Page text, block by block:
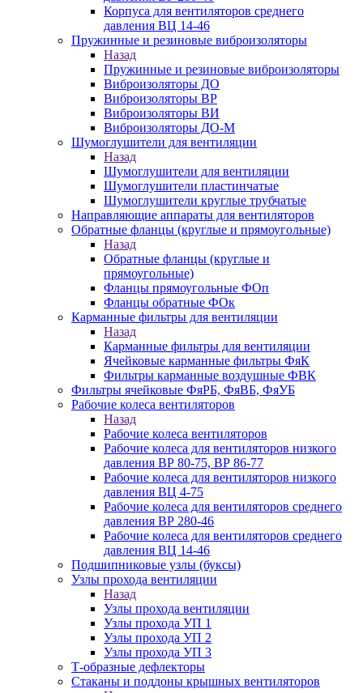
Корпуса для вентиляторов среднего
давления ВЦ 14-46
Пружинные и резиновые виброизоляторы
Назад
Пружинные и резиновые виброизоляторы
Виброизоляторы ДО
Виброизоляторы ВР
Виброизоляторы ВИ
Виброизоляторы ДО-М
Шумоглушители для вентиляции
Назад
Шумоглушители для вентиляции
Шумоглушители пластинчатые
Шумоглушители круглые трубчатые
Направляющие аппараты для вентиляторов
Обратные фланцы (круглые и прямоугольные)
Назад
Обратные фланцы (круглые и
прямоугольные)
Фланцы прямоугольные ФОп
Фланцы обратные ФОк
Карманные фильтры для вентиляции
Назад
Карманные фильтры для вентиляции
Ячейковые карманные фильтры ФяК
Фильтры карманные воздушные ФВК
Фильтры ячейковые ФяРБ, ФяВБ, ФяУБ
Рабочие колеса вентиляторов
Назад
Рабочие колеса вентиляторов
Рабочие колеса для вентиляторов низкого
давления ВР 80-75, ВР 86-77
Рабочие колеса для вентиляторов низкого
давления ВЦ 4-75
Рабочие колеса для вентиляторов среднего
давления ВР 280-46
Рабочие колеса для вентиляторов среднего
давления ВЦ 14-46
Подшипниковые узлы (буксы)
Узлы прохода вентиляции
Назад
Узлы прохода вентиляции
Узлы прохода УП 1
Узлы прохода УП 2
Узлы прохода УП 3
Т-образные дефлекторы
Стаканы и поддоны крышных вентиляторов